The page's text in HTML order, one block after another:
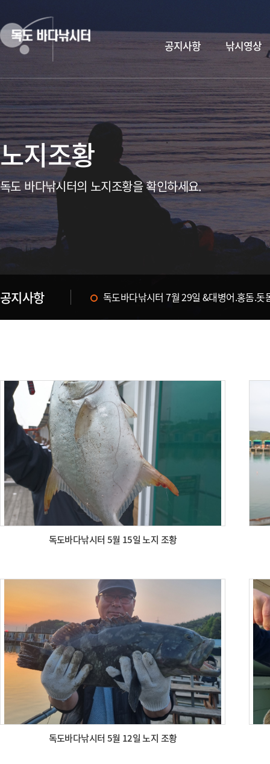
공지사항 낚시영상
노지조황
독도 바다낚시터의 노지조황을 확인하세요.
공지사항
독도바다낚시터 5월 15일 노지 조황
독도바다낚시터 5월 12일 노지 조황